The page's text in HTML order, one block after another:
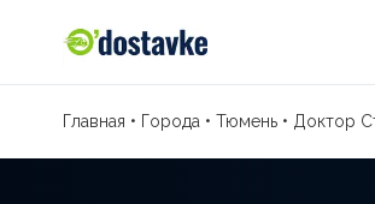
Главная • Города • Тюмень • Доктор